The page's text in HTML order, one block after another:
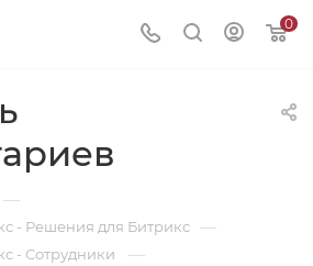
0
—
- Решения для Битрикс —
- Сотрудники —